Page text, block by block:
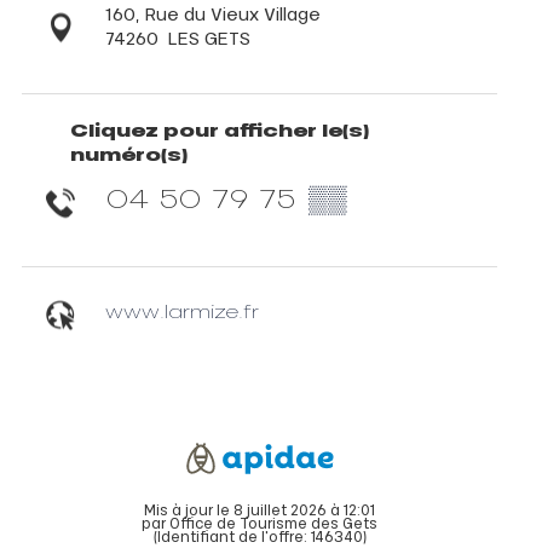
160, Rue du Vieux Village
74260 LES GETS
Cliquez pour afficher le(s)
numéro(s)
04 50 79 75 ▒▒
www.larmize.fr
Mis à jour le 8 juillet 2026 à 12:01
par Office de Tourisme des Gets
(Identifiant de l'offre: 146340)